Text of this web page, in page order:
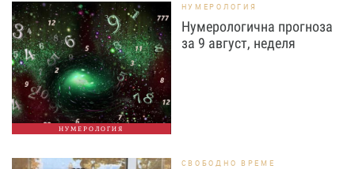
НУМЕРОЛОГИЯ
НУМЕРОЛОГИЯ
Нумерологична прогноза
за 9 август, неделя
СВОБОДНО ВРЕМЕ